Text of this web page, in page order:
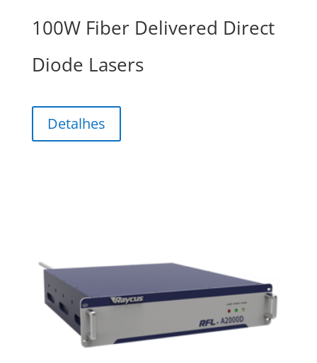
100W Fiber Delivered Direct
Diode Lasers
Detalhes